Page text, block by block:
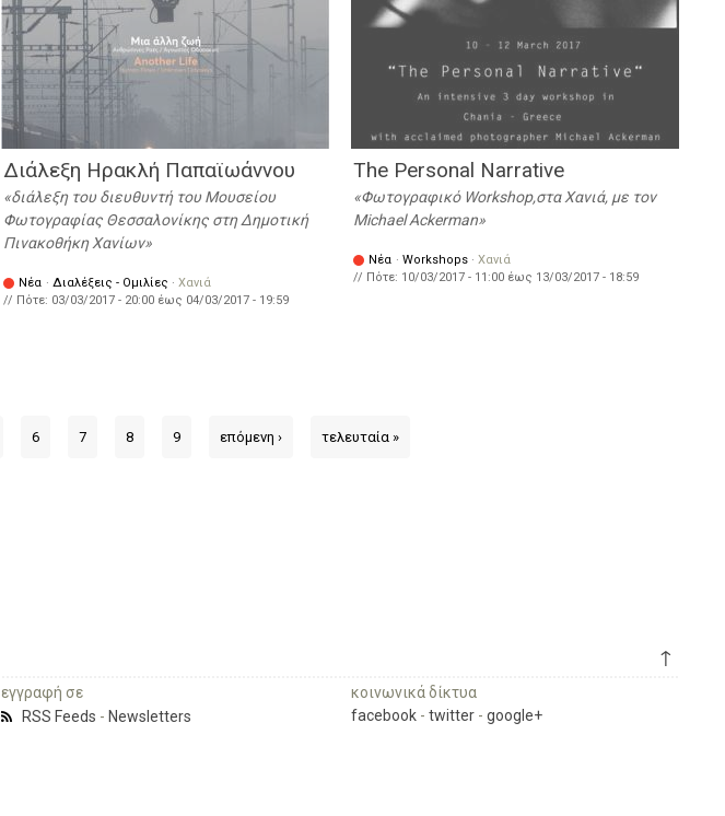
Διάλεξη Ηρακλή Παπαϊωάννου
διάλεξη του διευθυντή του Μουσείου
Φωτογραφίας Θεσσαλονίκης στη Δημοτική
Πινακοθήκη Χανίων
Νέα · Διαλέξεις - Ομιλίες · Χανιά
// Πότε: 03/03/2017 - 20:00 έως 04/03/2017 - 19:59
The Personal Narrative
Φωτογραφικό Workshop,στα Χανιά, με τον
Michael Ackerman
Νέα · Workshops · Χανιά
// Πότε: 10/03/2017 - 11:00 έως 13/03/2017 - 18:59
6 7 8 9 επόμενη › τελευταία »
↑
εγγραφή σε
RSS Feeds - Newsletters
κοινωνικά δίκτυα
facebook - twitter - google+